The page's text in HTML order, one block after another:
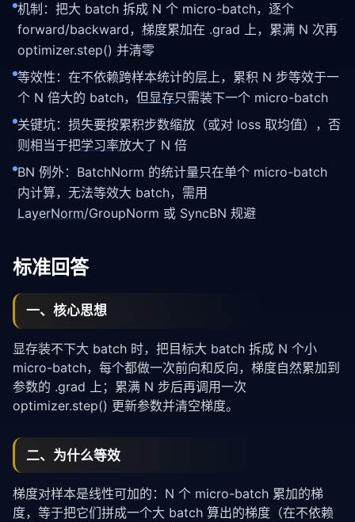
机制：把大 batch 拆成 N 个 micro-batch，逐个
forward/backward， 梯度累加在 .grad 上，累满 N 次再
optimizer.step() 并清零
等效性：在不依赖跨样本统计的层上，累积 N 步等效于一
个 N 倍大的 batch，但显存只需装下一个 micro-batch
关键坑：损失要按累积步数缩放（或对 loss 取均值），否
则相当于把学习率放大了 N 倍
BN 例外：BatchNorm 的统计量只在单个 micro-batch
内计算，无法等效大 batch，需用
LayerNorm/GroupNorm 或 SyncBN 规避
标准回答
一、核心思想
显存装不下大 batch 时，把目标大 batch 拆成 N 个小
micro-batch，每个都做一次前向和反向，梯度自然累加到
参数的 .grad 上；累满 N 步后再调用一次
optimizer.step() 更新参数并清空梯度。
二、为什么等效
梯度对样本是线性可加的：N 个 micro-batch 累加的梯
度，等于把它们拼成一个大 batch 算出的梯度（在不依赖